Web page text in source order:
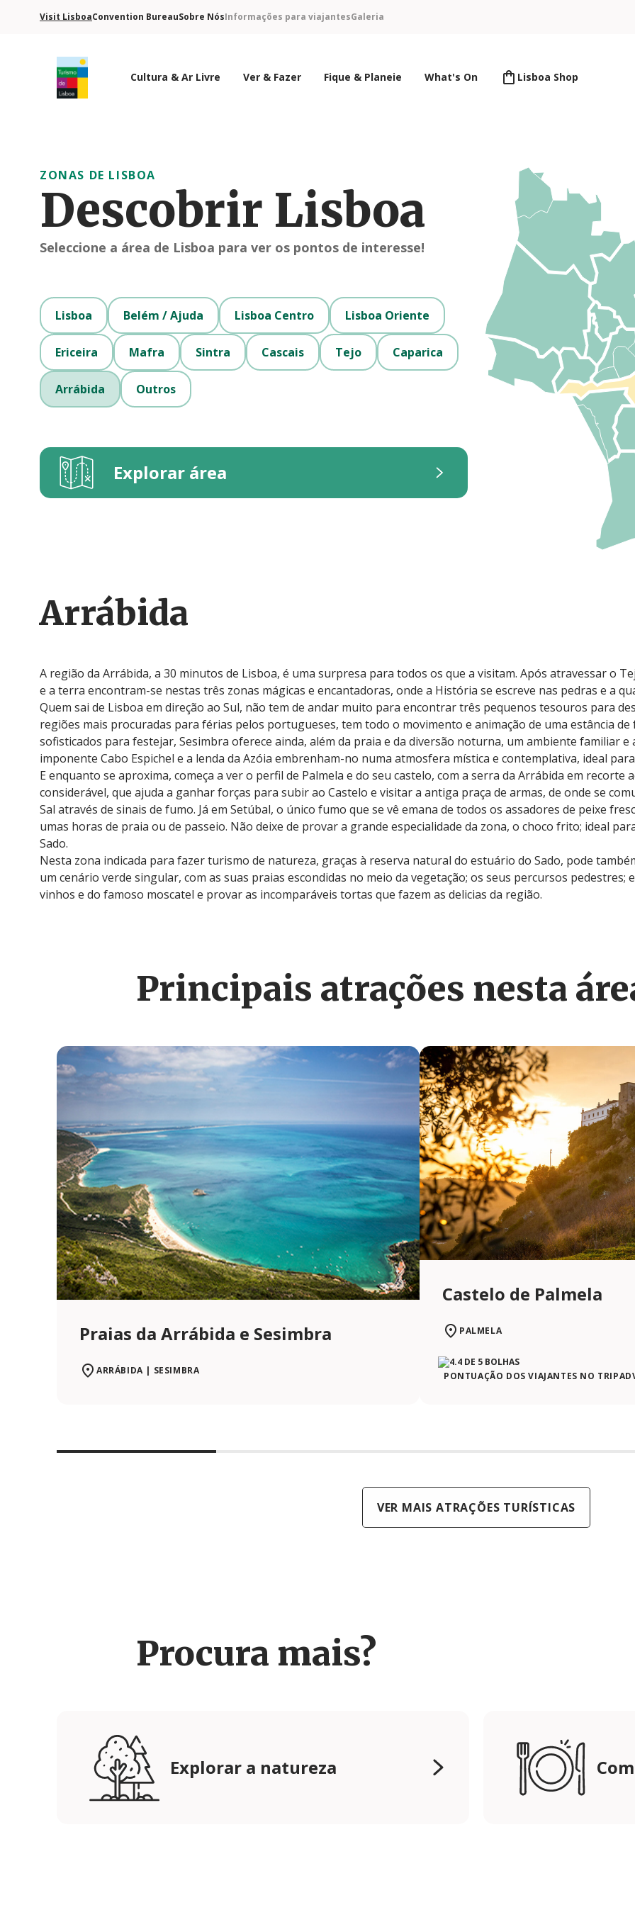
Visit LisboaConvention BureauSobre NósInformações para viajantesGaleria
Cultura & Ar Livre Ver & Fazer Fique & Planeie What's On Lisboa Shop
ZONAS DE LISBOA
Descobrir Lisboa
Seleccione a área de Lisboa para ver os pontos de interesse!
Lisboa Belém / Ajuda Lisboa Centro Lisboa Oriente
Ericeira Mafra Sintra Cascais Tejo Caparica
Arrábida Outros
Explorar área
Arrábida
A região da Arrábida, a 30 minutos de Lisboa, é uma surpresa para todos os que a visitam. Após atravessar o
e a terra encontram-se nestas três zonas mágicas e encantadoras, onde a História se escreve nas pedras e a
Quem sai de Lisboa em direção ao Sul, não tem de andar muito para encontrar três pequenos tesouros para
regiões mais procuradas para férias pelos portugueses, tem todo o movimento e animação de uma estância
sofisticados para festejar, Sesimbra oferece ainda, além da praia e da diversão noturna, um ambiente familiar
imponente Cabo Espichel e a lenda da Azóia embrenham-no numa atmosfera mística e contemplativa, ideal
E enquanto se aproxima, começa a ver o perfil de Palmela e do seu castelo, com a serra da Arrábida em
considerável, que ajuda a ganhar forças para subir ao Castelo e visitar a antiga praça de armas, de onde se
Sal através de sinais de fumo. Já em Setúbal, o único fumo que se vê emana de todos os assadores de peixe
umas horas de praia ou de passeio. Não deixe de provar a grande especialidade da zona, o choco frito; ideal
Sado.
Nesta zona indicada para fazer turismo de natureza, graças à reserva natural do estuário do Sado, pode
um cenário verde singular, com as suas praias escondidas no meio da vegetação; os seus percursos pedestres;
vinhos e do famoso moscatel e provar as incomparáveis tortas que fazem as delicias da região.
Principais atrações nesta
Praias da Arrábida e Sesimbra
ARRÁBIDA | SESIMBRA
Castelo de Palmela
PALMELA
PONTUAÇÃO DOS VIAJANTES NO
VER MAIS ATRAÇÕES TURÍSTICAS
Procura mais?
Explorar a natureza